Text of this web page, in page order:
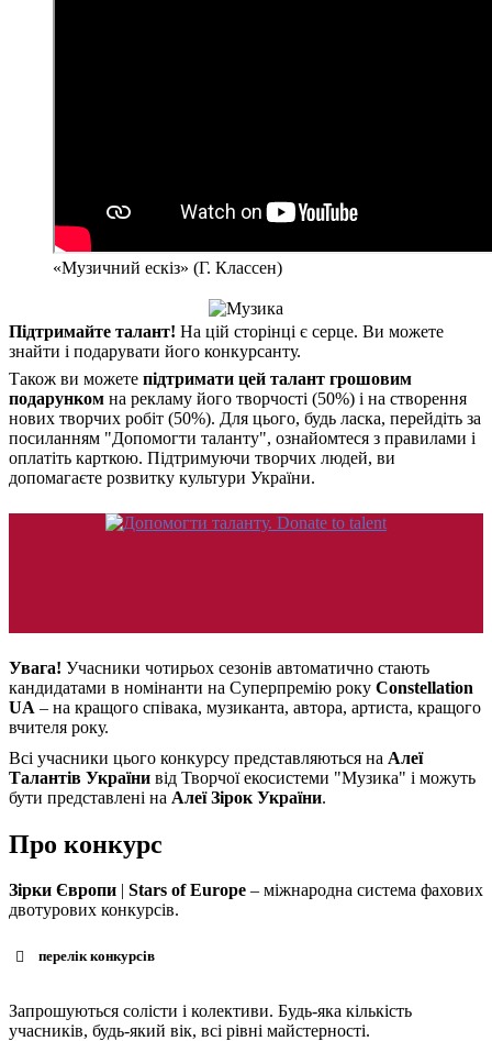
«Музичний ескіз» (Г. Классен)
Підтримайте талант! На цій сторінці є серце. Ви можете
знайти і подарувати його конкурсанту.
Також ви можете підтримати цей талант грошовим
подарунком на рекламу його творчості (50%) і на створення
нових творчих робіт (50%). Для цього, будь ласка, перейдіть за
посиланням "Допомогти таланту", ознайомтеся з правилами і
оплатіть карткою. Підтримуючи творчих людей, ви
допомагаєте розвитку культури України.
Увага! Учасники чотирьох сезонів автоматично стають
кандидатами в номінанти на Суперпремію року Constellation
UA – на кращого співака, музиканта, автора, артиста, кращого
вчителя року.
Всі учасники цього конкурсу представляються на Алеї
Талантів України від Творчої екосистеми "Музика" і можуть
бути представлені на Алеї Зірок України.
Про конкурс
Зірки Європи | Stars of Europe – міжнародна система фахових
двотурових конкурсів.
перелік конкурсів
Запрошуються солісти і колективи. Будь-яка кількість
учасників, будь-який вік, всі рівні майстерності.